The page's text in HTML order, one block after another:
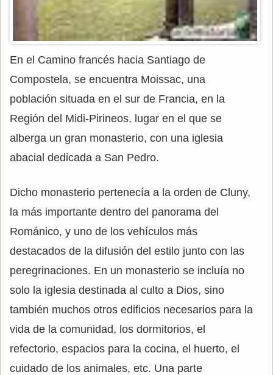
En el Camino francés hacia Santiago de
Compostela, se encuentra Moissac, una
población situada en el sur de Francia, en la
Región del Midi-Pirineos, lugar en el que se
alberga un gran monasterio, con una iglesia
abacial dedicada a San Pedro.
Dicho monasterio pertenecía a la orden de Cluny,
la más importante dentro del panorama del
Románico, y uno de los vehículos más
destacados de la difusión del estilo junto con las
peregrinaciones. En un monasterio se incluía no
solo la iglesia destinada al culto a Dios, sino
también muchos otros edificios necesarios para la
vida de la comunidad, los dormitorios, el
refectorio, espacios para la cocina, el huerto, el
cuidado de los animales, etc. Una parte